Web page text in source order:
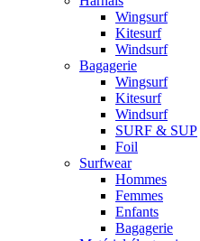
Wingsurf
Kitesurf
Windsurf
Bagagerie
Wingsurf
Kitesurf
Windsurf
SURF & SUP
Foil
Surfwear
Hommes
Femmes
Enfants
Bagagerie